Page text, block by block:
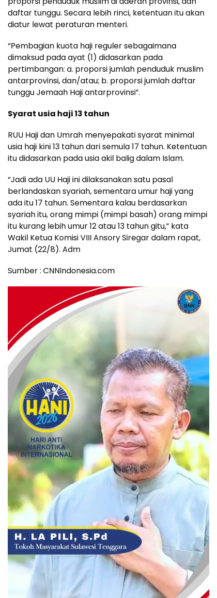
daftar tunggu. Secara lebih rinci, ketentuan itu akan
diatur lewat peraturan menteri.
“Pembagian kuota haji reguler sebagaimana
dimaksud pada ayat (1) didasarkan pada
pertimbangan: a. proporsi jumlah penduduk muslim
antarprovinsi, dan/atau; b. proporsi jumlah daftar
tunggu Jemaah Haji antarprovinsi”.
Syarat usia haji 13 tahun
RUU Haji dan Umrah menyepakati syarat minimal
usia haji kini 13 tahun dari semula 17 tahun. Ketentuan
itu didasarkan pada usia akil balig dalam Islam.
“Jadi ada UU Haji ini dilaksanakan satu pasal
berlandaskan syariah, sementara umur haji yang
ada itu 17 tahun. Sementara kalau berdasarkan
syariah itu, orang mimpi (mimpi basah) orang mimpi
itu kurang lebih umur 12 atau 13 tahun gitu,” kata
Wakil Ketua Komisi VIII Ansory Siregar dalam rapat,
Jumat (22/8). Adm
Sumber : CNNIndonesia.com